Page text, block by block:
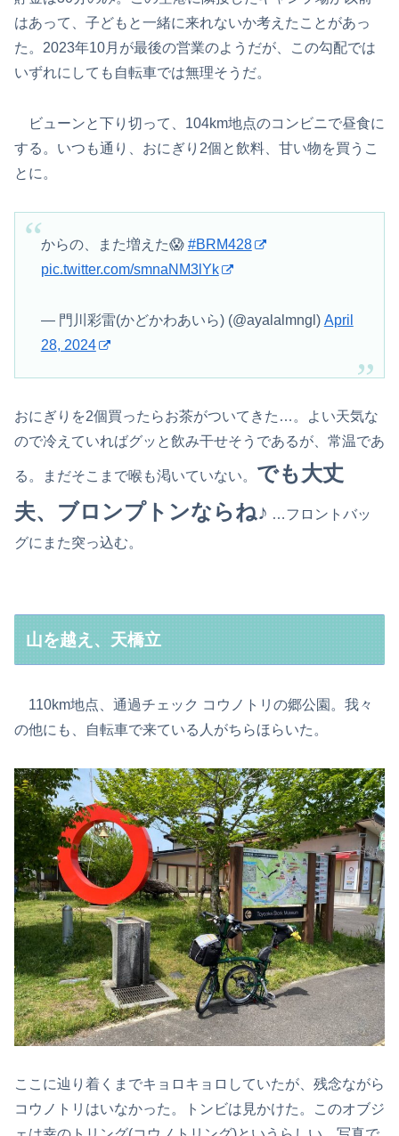
はあって、子どもと一緒に来れないか考えたことがあっ
た。2023年10月が最後の営業のようだが、この勾配では
いずれにしても自転車では無理そうだ。
ビューンと下り切って、104km地点のコンビニで昼食に
する。いつも通り、おにぎり2個と飲料、甘い物を買うこ
とに。
からの、また増えた😱 #BRM428
pic.twitter.com/smnaNM3lYk
— 門川彩雷(かどかわあいら) (@ayalalmngl) April
28, 2024
おにぎりを2個買ったらお茶がついてきた…。よい天気な
ので冷えていればグッと飲み干せそうであるが、常温であ
る。まだそこまで喉も渇いていない。 でも大丈
夫、ブロンプトンならね♪ …フロントバッ
グにまた突っ込む。
山を越え、天橋立
110km地点、通過チェック コウノトリの郷公園。我々
の他にも、自転車で来ている人がちらほらいた。
ここに辿り着くまでキョロキョロしていたが、残念ながら
コウノトリはいなかった。トンビは見かけた。このオブジ